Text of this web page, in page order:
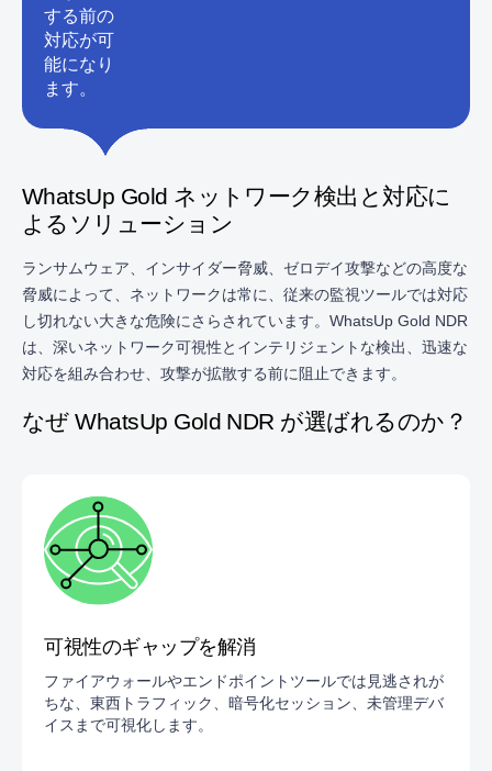
する前の
対応が可
能になり
ます。
WhatsUp Gold ネットワーク検出と対応に
よるソリューション
ランサムウェア、インサイダー脅威、ゼロデイ攻撃などの高度な
脅威によって、ネットワークは常に、従来の監視ツールでは対応
し切れない大きな危険にさらされています。WhatsUp Gold NDR
は、深いネットワーク可視性とインテリジェントな検出、迅速な
対応を組み合わせ、攻撃が拡散する前に阻止できます。
なぜ WhatsUp Gold NDR が選ばれるのか？
可視性のギャップを解消
ファイアウォールやエンドポイントツールでは見逃されが
ちな、東西トラフィック、暗号化セッション、未管理デバ
イスまで可視化します。